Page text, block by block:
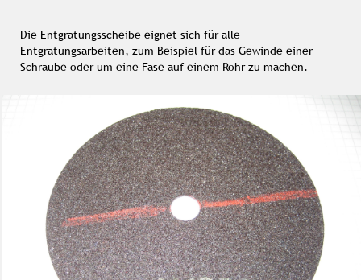
Die Entgratungsscheibe eignet sich für alle
Entgratungsarbeiten, zum Beispiel für das Gewinde einer
Schraube oder um eine Fase auf einem Rohr zu machen.